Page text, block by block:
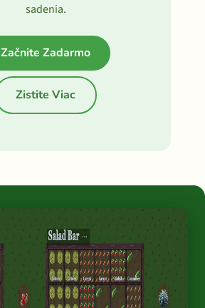
sadenia.
Začnite Zadarmo
Zistite Viac